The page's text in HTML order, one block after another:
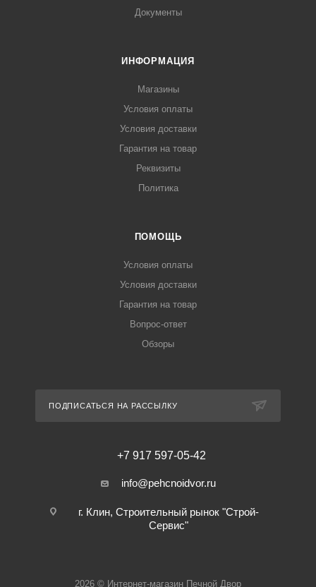
Документы
ИНФОРМАЦИЯ
Магазины
Условия оплаты
Условия доставки
Гарантия на товар
Реквизиты
Политика
ПОМОЩЬ
Условия оплаты
Условия доставки
Гарантия на товар
Вопрос-ответ
Обзоры
ПОДПИСАТЬСЯ НА РАССЫЛКУ
+7 917 597-05-42
info@pehcnoidvor.ru
г. Клин, Строительный рынок "Строй-
Сервис"
2026 © Интернет-магазин Печной Двор